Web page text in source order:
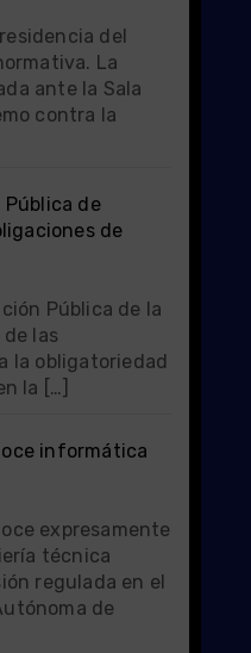
del
La
ante la Sala
contra la
Pública de
de
Pública de la
las
la obligatoriedad
la […]
informática
expresamente
técnica
regulada en el
de